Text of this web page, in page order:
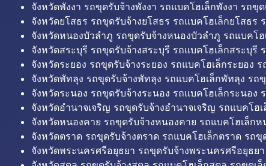
จังหวัดพังงา รถขุดรับจ้างพังงา รถแบคโฮเล็กพังงา รถขุ
จังหวัดยโสธร รถขุดรับจ้างยโสธร รถแบคโฮเล็กยโสธร
จังหวัดหนองบัวลำภู รถขุดรับจ้างหนองบัวลำภู รถแบคโ
จังหวัดสระบุรี รถขุดรับจ้างสระบุรี รถแบคโฮเล็กสระบุรี
จังหวัดระยอง รถขุดรับจ้างระยอง รถแบคโฮเล็กระยอง
จังหวัดพัทลุง รถขุดรับจ้างพัทลุง รถแบคโฮเล็กพัทลุง ร
จังหวัดระนอง รถขุดรับจ้างระนอง รถแบคโฮเล็กระนอง
จังหวัดอำนาจเจริญ รถขุดรับจ้างอำนาจเจริญ รถแบคโฮ
จังหวัดหนองคาย รถขุดรับจ้างหนองคาย รถแบคโฮเล็ก
จังหวัดตราด รถขุดรับจ้างตราด รถแบคโฮเล็กตราด รถ
จังหวัดพระนครศรีอยุธยา รถขุดรับจ้างพระนครศรีอยุธ